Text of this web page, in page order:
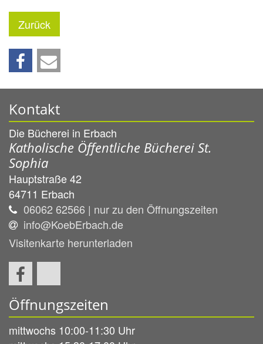
Zurück
Kontakt
Die Bücherei in Erbach
Katholische Öffentliche Bücherei St.
Sophia
Hauptstraße 42
64711 Erbach
06062 62566 | nur zu den Öffnungszeiten
info@KoebErbach.de
Visitenkarte herunterladen
Öffnungszeiten
mittwochs 10:00-11:30 Uhr